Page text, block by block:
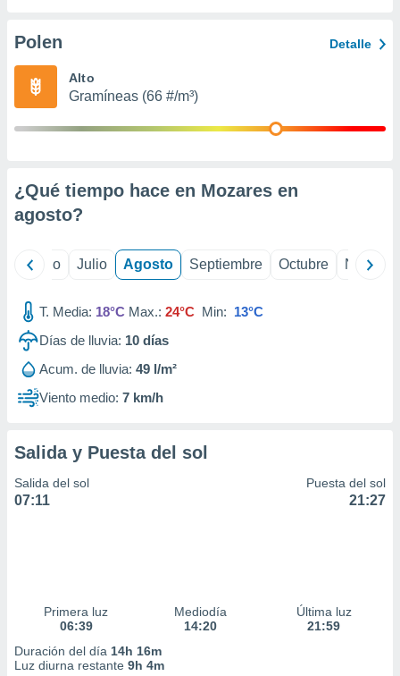
e
mediante
de
1199
Polen Detalle
Alto
Gramíneas (66 #/m³)
¿Qué tiempo hace en Mozares en
agosto?
Junio Julio Agosto Septiembre Octubre
T. Media: 18°C Max.: 24°C Min: 13°C
Días de lluvia: 10 días
Acum. de lluvia: 49 l/m²
Viento medio: 7 km/h
Salida y Puesta del sol
Salida del sol
07:11
Puesta del sol
21:27
Primera luz
06:39
Mediodía
14:20
Última luz
21:59
Duración del día 14h 16m
Luz diurna restante 9h 4m